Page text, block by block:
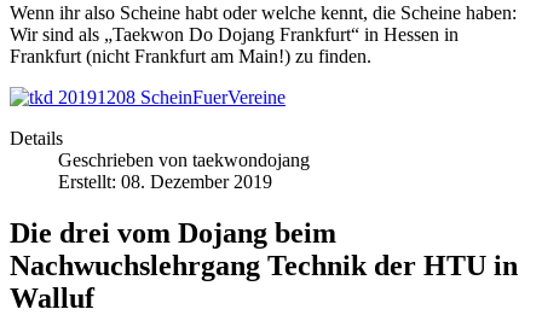
Wenn ihr also Scheine habt oder welche kennt, die Scheine haben:
Wir sind als „Taekwon Do Dojang Frankfurt“ in Hessen in
Frankfurt (nicht Frankfurt am Main!) zu finden.
Details
Geschrieben von taekwondojang
Erstellt: 08. Dezember 2019
Die drei vom Dojang beim
Nachwuchslehrgang Technik der HTU in
Walluf